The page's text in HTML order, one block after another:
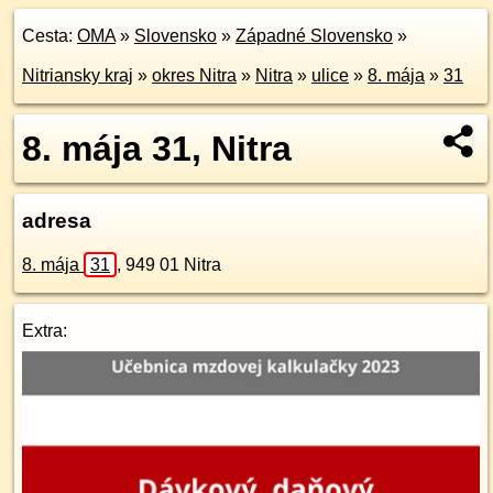
Cesta: OMA» Slovensko » Západné Slovensko »
Nitriansky kraj » okres Nitra » Nitra » ulice » 8. mája » 31
8. mája 31, Nitra
adresa
8. mája 31 , 949 01 Nitra
Extra: